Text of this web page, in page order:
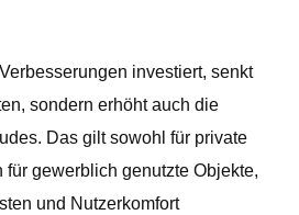
investiert, senkt
sondern erhöht auch die
Das gilt sowohl für private
gewerblich genutzte Objekte,
und Nutzerkomfort